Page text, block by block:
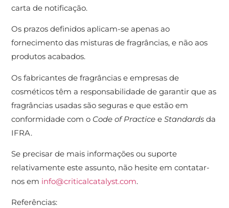
carta de notificação.
Os prazos definidos aplicam-se apenas ao
fornecimento das misturas de fragrâncias, e não aos
produtos acabados.
Os fabricantes de fragrâncias e empresas de
cosméticos têm a responsabilidade de garantir que as
fragrâncias usadas são seguras e que estão em
conformidade com o Code of Practice eStandards da
IFRA.
Se precisar de mais informações ou suporte
relativamente este assunto, não hesite em contatar-
nos em info@criticalcatalyst.com.
Referências: